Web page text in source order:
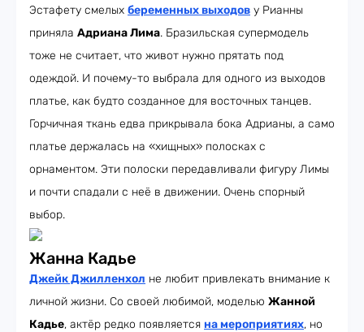
Эстафету смелых беременных выходов у Рианны
приняла Адриана Лима. Бразильская супермодель
тоже не считает, что живот нужно прятать под
одеждой. И почему-то выбрала для одного из выходов
платье, как будто созданное для восточных танцев.
Горчичная ткань едва прикрывала бока Адрианы, а само
платье держалась на «хищных» полосках с
орнаментом. Эти полоски передавливали фигуру Лимы
и почти спадали с неё в движении. Очень спорный
выбор.
Жанна Кадье
Джейк Джилленхол не любит привлекать внимание к
личной жизни. Со своей любимой, моделью Жанной
Кадье, актёр редко появляется на мероприятиях, но